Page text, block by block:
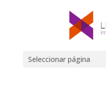
Seleccionar página